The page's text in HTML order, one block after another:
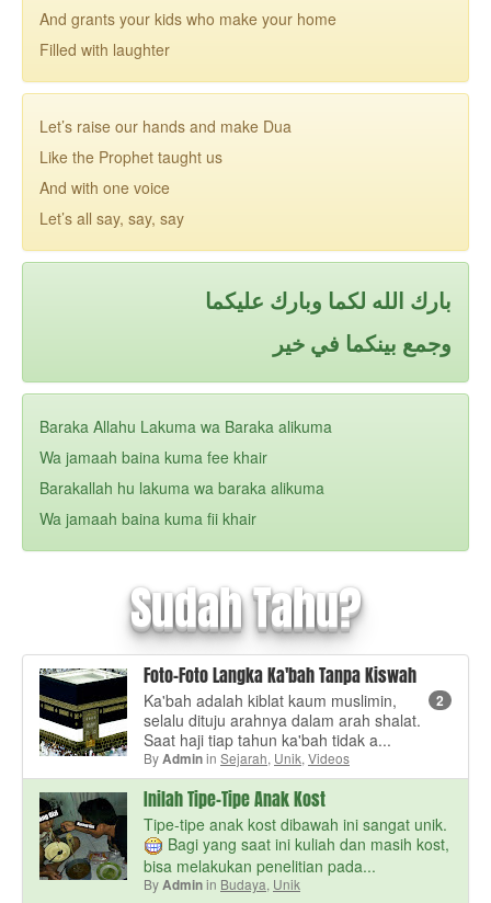
And grants your kids who make your home
Filled with laughter
Let’s raise our hands and make Dua
Like the Prophet taught us
And with one voice
Let’s all say, say, say
بارك الله لكما وبارك عليكما
وجمع بينكما في خير
Baraka Allahu Lakuma wa Baraka alikuma
Wa jamaah baina kuma fee khair
Barakallah hu lakuma wa baraka alikuma
Wa jamaah baina kuma fii khair
Sudah Tahu?
Foto-Foto Langka Ka'bah Tanpa Kiswah
2
Ka'bah adalah kiblat kaum muslimin,
selalu dituju arahnya dalam arah shalat.
Saat haji tiap tahun ka'bah tidak a...
ByAdminin Sejarah, Unik, Videos
Inilah Tipe-Tipe Anak Kost
Tipe-tipe anak kost dibawah ini sangat unik.
Bagi yang saat ini kuliah dan masih kost,
bisa melakukan penelitian pada...
ByAdminin Budaya, Unik